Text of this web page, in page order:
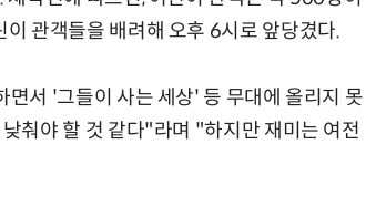
관객들을 배려해 오후 6시로 앞당겼다.
서 '그들이 사는 세상' 등 무대에 올리지 못
춰야 할 것 같다"라며 "하지만 재미는 여전